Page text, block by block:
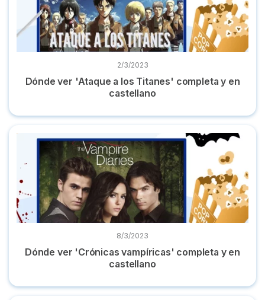
2/3/2023
Dónde ver 'Ataque a los Titanes' completa y en
castellano
Dónde ver 'Crónicas vampíricas' completa y en castellano
8/3/2023
Dónde ver 'Crónicas vampíricas' completa y en
castellano